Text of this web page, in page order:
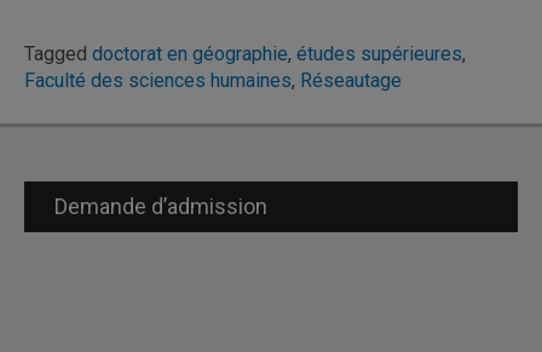
Tagged doctorat en géographie, études supérieures,
Faculté des sciences humaines, Réseautage
Demande d’admission